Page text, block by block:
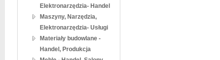
Elektronarzędzia- Handel
Maszyny, Narzędzia,
Elektronarzędzia- Usługi
Materiały budowlane -
Handel, Produkcja